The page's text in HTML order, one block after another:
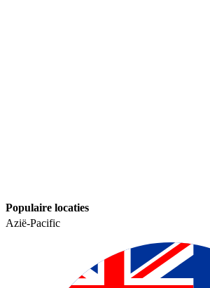
Populaire locaties​​
Azië-Pacific​​